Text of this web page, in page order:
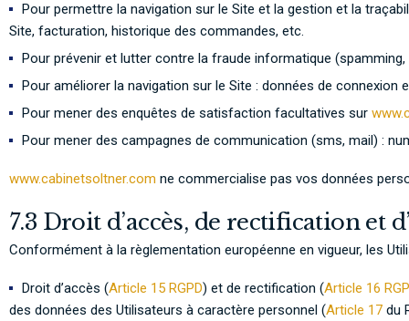
Pour permettre la navigation sur le Site et la gestion et la
Site, facturation, historique des commandes, etc.
Pour prévenir et lutter contre la fraude informatique
Pour améliorer la navigation sur le Site : données de connexion
Pour mener des enquêtes de satisfaction facultatives sur
Pour mener des campagnes de communication (sms, mail) :
www.cabinetsoltner.com ne commercialise pas vos données
7.3 Droit d’accès, de rectification et
Conformément à la règlementation européenne en vigueur, les
Droit d’accès (Article 15 RGPD) et de rectification (Article 16
des données des Utilisateurs à caractère personnel (Article 17 du